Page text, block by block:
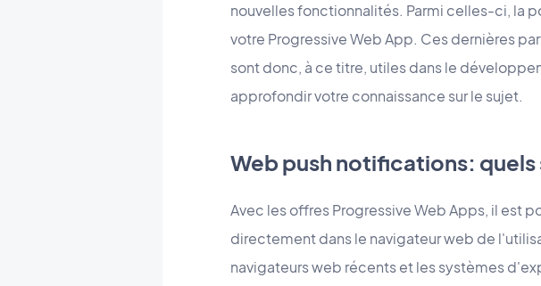
nouvelles fonctionnalités. Parmi celles-ci, la
votre Progressive Web App. Ces dernières
sont donc, à ce titre, utiles dans le
approfondir votre connaissance sur le sujet.
Web push notifications:
Avec les offres Progressive Web Apps, il est
directement dans le navigateur web de
navigateurs web récents et les systèmes